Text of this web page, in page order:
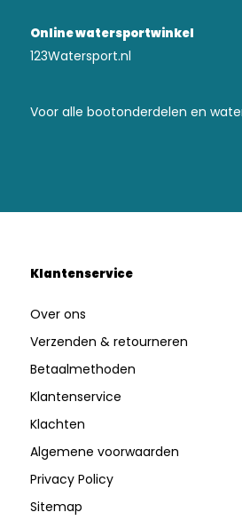
Online watersportwinkel
123Watersport.nl
Voor alle bootonderdelen en
Klantenservice
Over ons
Verzenden & retourneren
Betaalmethoden
Klantenservice
Klachten
Algemene voorwaarden
Privacy Policy
Sitemap